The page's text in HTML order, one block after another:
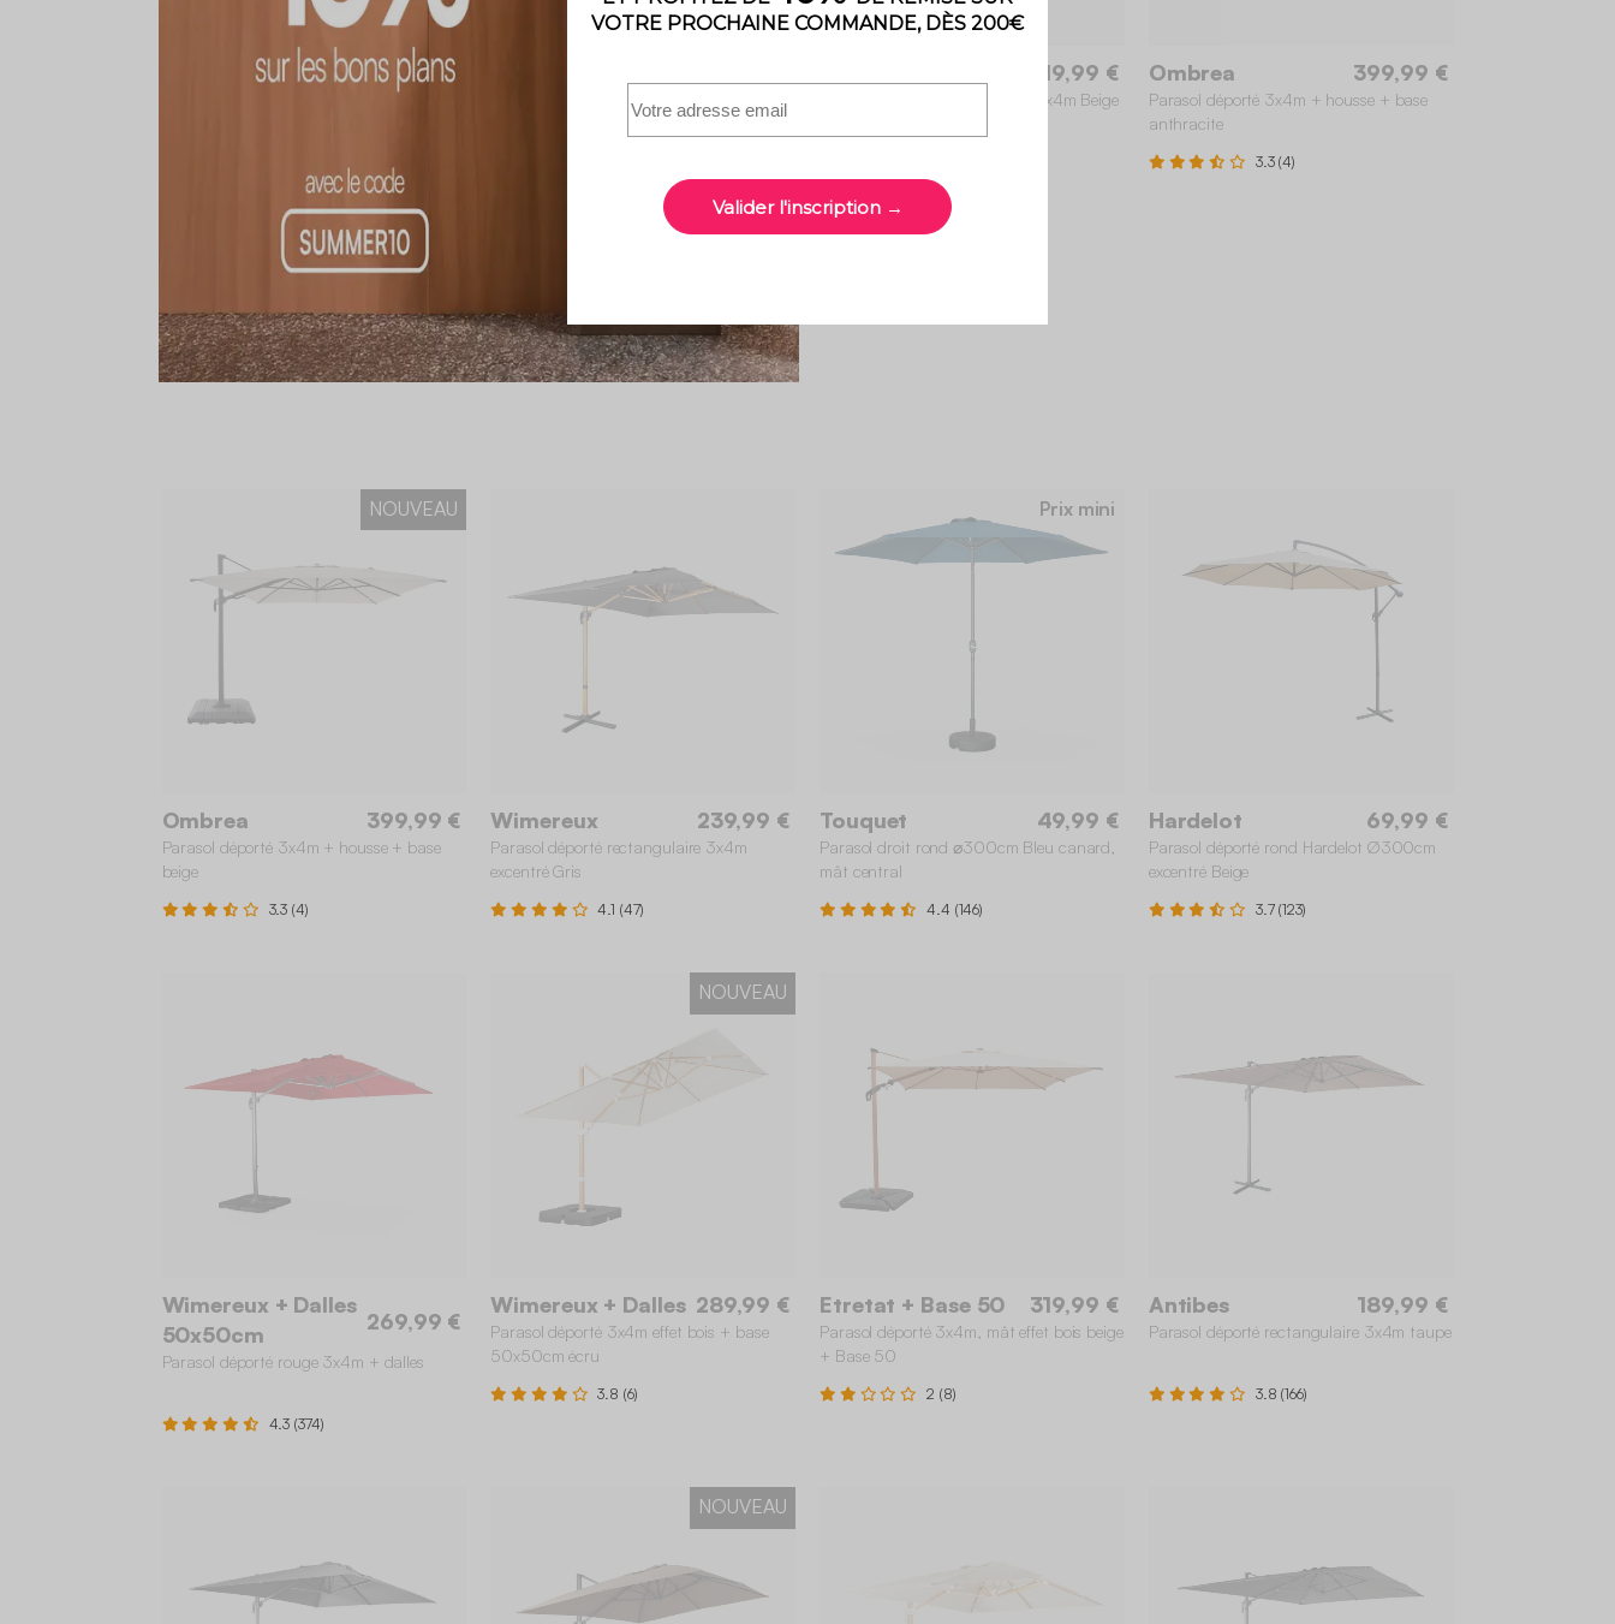
219,99 €
Parasol déporté rectangulaire 3x4m Beige
Ombrea 399,99 €
Parasol déporté 3x4m + housse + base
anthracite
3.3 (4)
NOUVEAU
Ombrea 399,99 €
Parasol déporté 3x4m + housse + base
beige
3.3 (4)
Wimereux 239,99 €
Parasol déporté rectangulaire 3x4m
excentré Gris
4.1 (47)
Prix mini
Touquet 49,99 €
Parasol droit rond ⌀300cm Bleu canard,
mât central
4.4 (146)
Hardelot 69,99 €
Parasol déporté rond Hardelot Ø300cm
excentré Beige
3.7 (123)
Wimereux + Dalles
50x50cm
269,99 €
Parasol déporté rouge 3x4m + dalles
4.3 (374)
NOUVEAU
Wimereux + Dalles 289,99 €
Parasol déporté 3x4m effet bois + base
50x50cm écru
3.8 (6)
Etretat + Base 50 319,99 €
Parasol déporté 3x4m, mât effet bois beige
+ Base 50
2 (8)
Antibes 189,99 €
Parasol déporté rectangulaire 3x4m taupe
3.8 (166)
NOUVEAU